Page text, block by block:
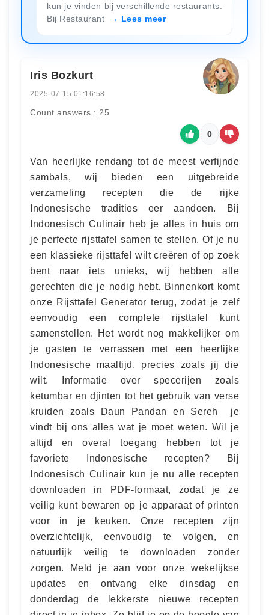
kun je vinden bij verschillende restaurants.
Bij Restaurant
Lees meer
Iris Bozkurt
2025-07-15 01:16:58
Count answers : 25
0
Van heerlijke rendang tot de meest verfijnde
sambals, wij bieden een uitgebreide
verzameling recepten die de rijke
Indonesische tradities eer aandoen. Bij
Indonesisch Culinair heb je alles in huis om
je perfecte rijsttafel samen te stellen. Of je nu
een klassieke rijsttafel wilt creëren of op zoek
bent naar iets unieks, wij hebben alle
gerechten die je nodig hebt. Binnenkort komt
onze Rijsttafel Generator terug, zodat je zelf
eenvoudig een complete rijsttafel kunt
samenstellen. Het wordt nog makkelijker om
je gasten te verrassen met een heerlijke
Indonesische maaltijd, precies zoals jij die
wilt. Informatie over specerijen zoals
ketumbar en djinten tot het gebruik van verse
kruiden zoals Daun Pandan en Sereh  je
vindt bij ons alles wat je moet weten. Wil je
altijd en overal toegang hebben tot je
favoriete Indonesische recepten? Bij
Indonesisch Culinair kun je nu alle recepten
downloaden in PDF-formaat, zodat je ze
veilig kunt bewaren op je apparaat of printen
voor in je keuken. Onze recepten zijn
overzichtelijk, eenvoudig te volgen, en
natuurlijk veilig te downloaden zonder
zorgen. Meld je aan voor onze wekelijkse
updates en ontvang elke dinsdag en
donderdag de lekkerste nieuwe recepten